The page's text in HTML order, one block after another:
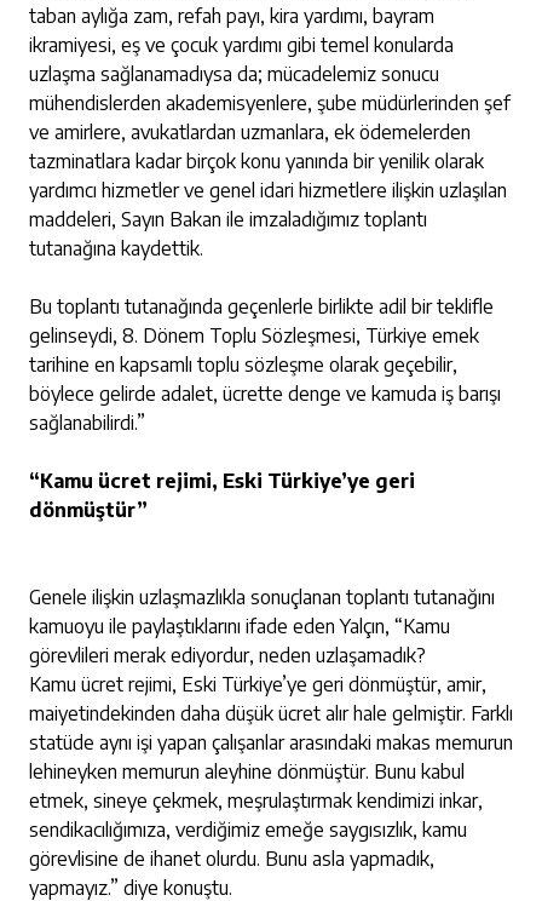
taban aylığa zam, refah payı, kira yardımı, bayram
ikramiyesi, eş ve çocuk yardımı gibi temel konularda
uzlaşma sağlanamadıysa da; mücadelemiz sonucu
mühendislerden akademisyenlere, şube müdürlerinden şef
ve amirlere, avukatlardan uzmanlara, ek ödemelerden
tazminatlara kadar birçok konu yanında bir yenilik olarak
yardımcı hizmetler ve genel idari hizmetlere ilişkin uzlaşılan
maddeleri, Sayın Bakan ile imzaladığımız toplantı
tutanağına kaydettik.
Bu toplantı tutanağında geçenlerle birlikte adil bir teklifle
gelinseydi, 8. Dönem Toplu Sözleşmesi, Türkiye emek
tarihine en kapsamlı toplu sözleşme olarak geçebilir,
böylece gelirde adalet, ücrette denge ve kamuda iş barışı
sağlanabilirdi.”
“Kamu ücret rejimi, Eski Türkiye’ye geri
dönmüştür”
Genele ilişkin uzlaşmazlıkla sonuçlanan toplantı tutanağını
kamuoyu ile paylaştıklarını ifade eden Yalçın, “Kamu
görevlileri merak ediyordur, neden uzlaşamadık?
Kamu ücret rejimi, Eski Türkiye’ye geri dönmüştür, amir,
maiyetindekinden daha düşük ücret alır hale gelmiştir. Farklı
statüde aynı işi yapan çalışanlar arasındaki makas memurun
lehineyken memurun aleyhine dönmüştür. Bunu kabul
etmek, sineye çekmek, meşrulaştırmak kendimizi inkar,
sendikacılığımıza, verdiğimiz emeğe saygısızlık, kamu
görevlisine de ihanet olurdu. Bunu asla yapmadık,
yapmayız.” diye konuştu.